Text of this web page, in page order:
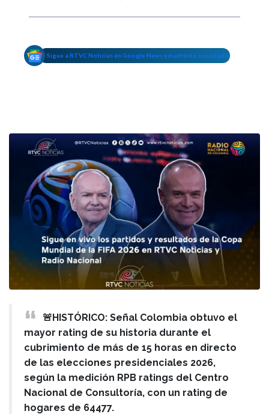
Sigue a RTVC Noticias en Google News y mantente conectado
🚨HISTÓRICO: Señal Colombia obtuvo el
mayor rating de su historia durante el
cubrimiento de más de 15 horas en directo
de las elecciones presidenciales 2026,
según la medición RPB ratings del Centro
Nacional de Consultoría, con un rating de
hogares de 64477.